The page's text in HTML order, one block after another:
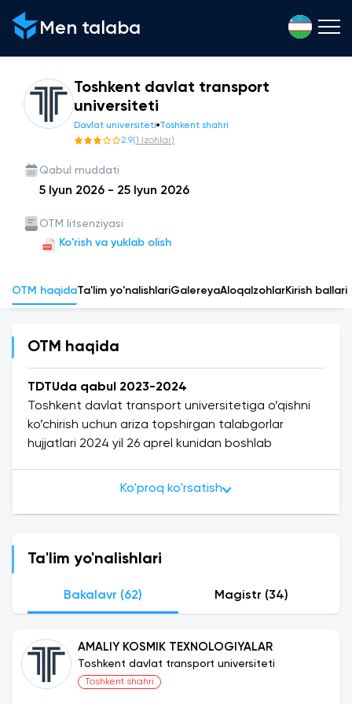
Men talaba
Toshkent davlat transport
universiteti
Davlat universiteti Toshkent shahri
2.9(1 Izohlar)
Qabul muddati
5 Iyun 2026 - 25 Iyun 2026
OTM litsenziyasi
Ko'rish va yuklab olish
OTM haqidaTa'lim yo'nalishlariGalereyaAloqa IzohlarKirish ballari
OTM haqida
TDTUda qabul 2023-2024
Toshkent davlat transport universitetiga o’qishni
ko’chirish uchun ariza topshirgan talabgorlar
hujjatlari 2024 yil 26 aprel kunidan boshlab
transport sohasining rivojlanishiga o‘z hissasini
muassasalari dan biridir. Ushbu universitet
davlatimizda transport sohasiga kadrlar tayyorlash
qaratilgan. TDTU tashkil etilishi 1931 yilda bo‘lib, u
transport va kommunikatsiya sohasida kadrlar
tayyorlash uchun yaratilgan eng eski
Ko'proq ko'rsatish
Ta'lim yo'nalishlari
Bakalavr (62) Magistr (34)
AMALIY KOSMIK TEXNOLOGIYALAR
Toshkent davlat transport universiteti
Toshkent shahri